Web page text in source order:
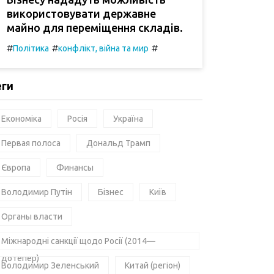
використовувати державне
майно для переміщення складів.
#Політика #конфлікт, війна та мир #
Економіка Росія Україна
Первая полоса Дональд Трамп
Європа Финансы
Володимир Путін Бізнес Київ
Органы власти
Міжнародні санкції щодо Росії (2014—
дотепер)
Володимир Зеленський Китай (регіон)